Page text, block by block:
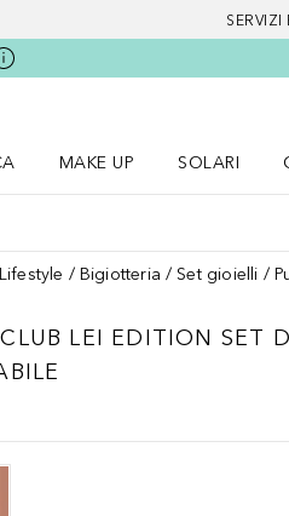
SERVIZI
Home
MAKE UP
SOLARI
Lifestyle Bigiotteria Set gioielli
LEI EDITION SET